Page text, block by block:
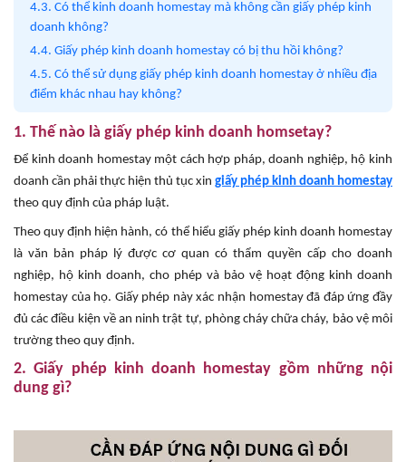
4.3. Có thể kinh doanh homestay mà không cần giấy phép kinh
doanh không?
4.4. Giấy phép kinh doanh homestay có bị thu hồi không?
4.5. Có thể sử dụng giấy phép kinh doanh homestay ở nhiều địa
điểm khác nhau hay không?
1. Thế nào là giấy phép kinh doanh homsetay?
Để kinh doanh homestay một cách hợp pháp, doanh nghiệp, hộ kinh
doanh cần phải thực hiện thủ tục xin giấy phép kinh doanh homestay
theo quy định của pháp luật.
Theo quy định hiện hành, có thể hiểu giấy phép kinh doanh homestay
là văn bản pháp lý được cơ quan có thẩm quyền cấp cho doanh
nghiệp, hộ kinh doanh, cho phép và bảo vệ hoạt động kinh doanh
homestay của họ. Giấy phép này xác nhận homestay đã đáp ứng đầy
đủ các điều kiện về an ninh trật tự, phòng cháy chữa cháy, bảo vệ môi
trường theo quy định.
2. Giấy phép kinh doanh homestay gồm những nội
dung gì?